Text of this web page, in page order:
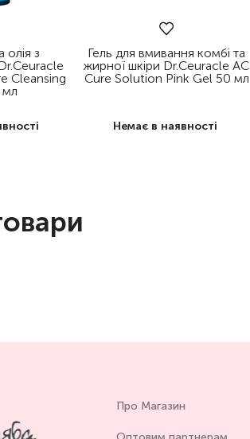
олія з
Cleansing
мл
Гель для вмивання комбі та
жирної шкіри Dr.Ceuracle АC
Cure Solution Pink Gel 50 мл
Немає в наявності
Про Магазин